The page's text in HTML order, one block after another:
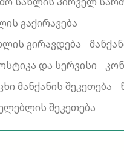
გაქირავება
გირავდება
და სერვისი
მანქანის შეკეთება
შეკეთება